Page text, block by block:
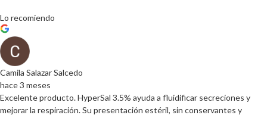
Lo recomiendo
Camila Salazar Salcedo
hace 3 meses
Excelente producto. HyperSal 3.5% ayuda a fluidificar secreciones y
mejorar la respiración. Su presentación estéril, sin conservantes y